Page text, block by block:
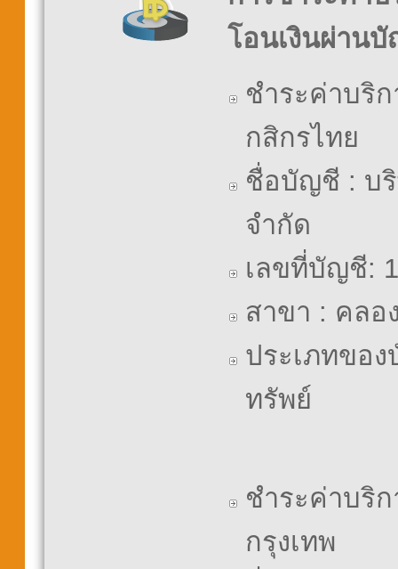
โอนเงินผ่าน
ชำระค่าบริ
กสิกรไทย
ชื่อบัญชี : บ
จำกัด
เลขที่บัญชี:
สาขา : คลอ
ประเภทขอ
ทรัพย์
ชำระค่าบริ
กรุงเทพ